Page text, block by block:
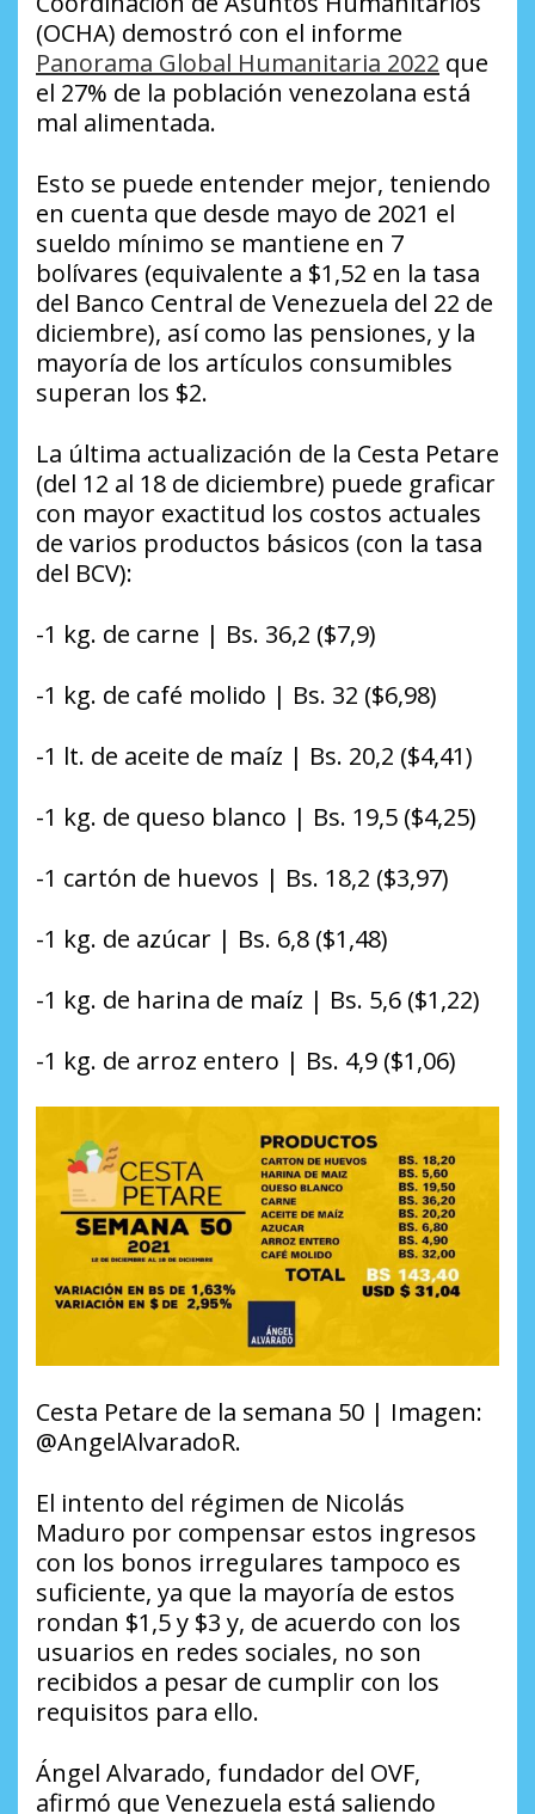
(OCHA) demostró con el informe
Panorama Global Humanitaria 2022 que
el 27% de la población venezolana está
mal alimentada.
Esto se puede entender mejor, teniendo
en cuenta que desde mayo de 2021 el
sueldo mínimo se mantiene en 7
bolívares (equivalente a $1,52 en la tasa
del Banco Central de Venezuela del 22 de
diciembre), así como las pensiones, y la
mayoría de los artículos consumibles
superan los $2.
La última actualización de la Cesta Petare
(del 12 al 18 de diciembre) puede graficar
con mayor exactitud los costos actuales
de varios productos básicos (con la tasa
del BCV):
-1 kg. de carne | Bs. 36,2 ($7,9)
-1 kg. de café molido | Bs. 32 ($6,98)
-1 lt. de aceite de maíz | Bs. 20,2 ($4,41)
-1 kg. de queso blanco | Bs. 19,5 ($4,25)
-1 cartón de huevos | Bs. 18,2 ($3,97)
-1 kg. de azúcar | Bs. 6,8 ($1,48)
-1 kg. de harina de maíz | Bs. 5,6 ($1,22)
-1 kg. de arroz entero | Bs. 4,9 ($1,06)
Cesta Petare de la semana 50 | Imagen:
@AngelAlvaradoR.
El intento del régimen de Nicolás
Maduro por compensar estos ingresos
con los bonos irregulares tampoco es
suficiente, ya que la mayoría de estos
rondan $1,5 y $3 y, de acuerdo con los
usuarios en redes sociales, no son
recibidos a pesar de cumplir con los
requisitos para ello.
Ángel Alvarado, fundador del OVF,
afirmó que Venezuela está saliendo